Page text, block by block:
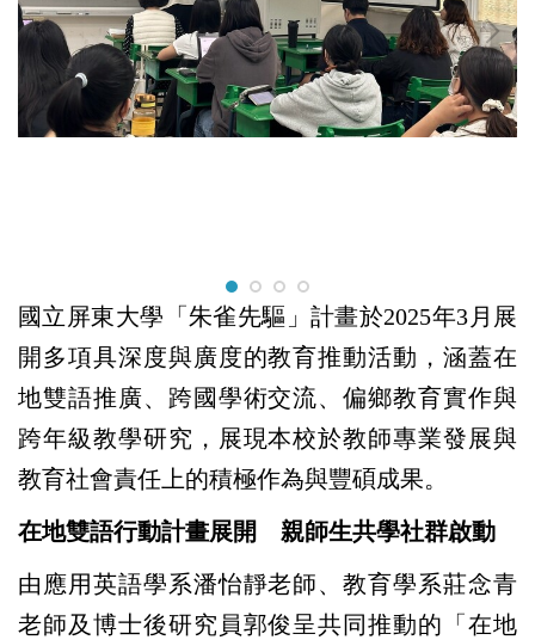
國立屏東大學「朱雀先驅」計畫於2025年3月展
開多項具深度與廣度的教育推動活動，涵蓋在
地雙語推廣、跨國學術交流、偏鄉教育實作與
跨年級教學研究，展現本校於教師專業發展與
教育社會責任上的積極作為與豐碩成果。
在地雙語行動計畫展開 親師生共學社群啟動
由應用英語學系潘怡靜老師、教育學系莊念青
老師及博士後研究員郭俊呈共同推動的「在地